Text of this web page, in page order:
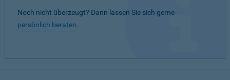
Noch nicht überzeugt? Dann lassen Sie sich gerne
persönlich beraten.